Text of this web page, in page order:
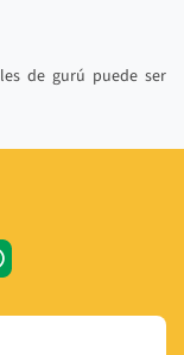
de gurú puede ser